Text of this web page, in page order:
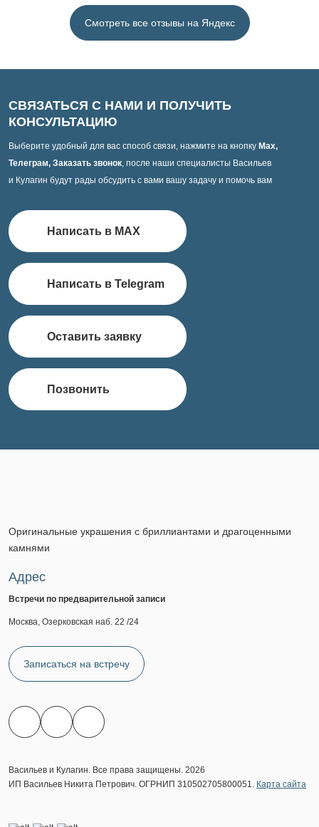
Смотреть все отзывы на Яндекс
СВЯЗАТЬСЯ С НАМИ И ПОЛУЧИТЬ
КОНСУЛЬТАЦИЮ
Выберите удобный для вас способ связи, нажмите на кнопку Max,
Телеграм, Заказать звонок, после наши специалисты Васильев
и Кулагин будут рады обсудить с вами вашу задачу и помочь вам
Написать в MAX
Написать в Telegram
Оставить заявку
Позвонить
Оригинальные украшения с бриллиантами и драгоценными
камнями
Адрес
Встречи по предварительной записи
Москва, Озерковская наб. 22 /24
Записаться на встречу
Васильев и Кулагин. Все права защищены. 2026
ИП Васильев Никита Петрович. ОГРНИП 310502705800051. Карта сайта